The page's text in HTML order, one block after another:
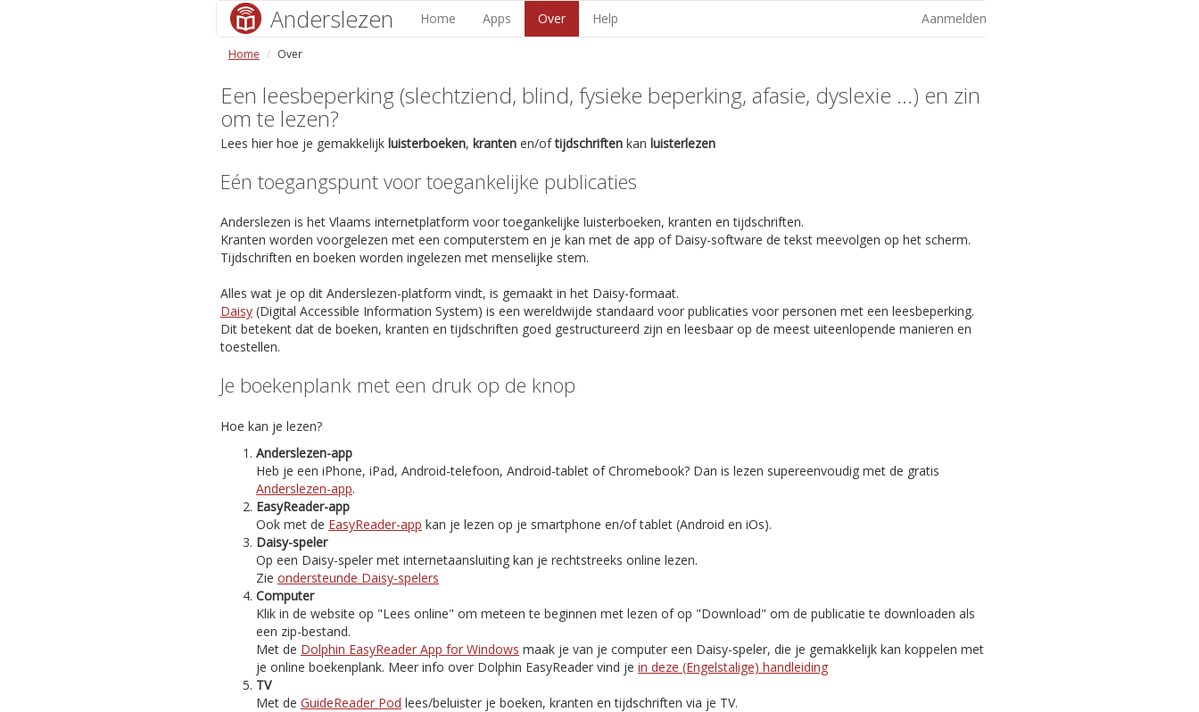
Anderslezen Home Apps Over Help Aanmelden
Home Over
Een leesbeperking (slechtziend, blind, fysieke beperking, afasie, dyslexie ...) en zin
om te lezen?
Lees hier hoe je gemakkelijk luisterboeken, kranten en/oftijdschriften kan luisterlezen
Eén toegangspunt voor toegankelijke publicaties
Anderslezen is het Vlaams internetplatform voor toegankelijke luisterboeken, kranten en tijdschriften.
Kranten worden voorgelezen met een computerstem en je kan met de app of Daisy-software de tekst meevolgen op het scherm.
Tijdschriften en boeken worden ingelezen met menselijke stem.
Alles wat je op dit Anderslezen-platform vindt, is gemaakt in het Daisy-formaat.
Daisy (Digital Accessible Information System) is een wereldwijde standaard voor publicaties voor personen met een leesbeperking.
Dit betekent dat de boeken, kranten en tijdschriften goed gestructureerd zijn en leesbaar op de meest uiteenlopende manieren en
toestellen.
Je boekenplank met een druk op de knop
Hoe kan je lezen?
Anderslezen-app
Heb je een iPhone, iPad, Android-telefoon, Android-tablet of Chromebook? Dan is lezen supereenvoudig met de gratis
Anderslezen-app.
EasyReader-app
Ook met de EasyReader-app kan je lezen op je smartphone en/of tablet (Android en iOs).
Daisy-speler
Op een Daisy-speler met internetaansluiting kan je rechtstreeks online lezen.
Zie ondersteunde Daisy-spelers
Computer
Klik in de website op "Lees online" om meteen te beginnen met lezen of op "Download" om de publicatie te downloaden als
een zip-bestand.
Met de Dolphin EasyReader App for Windows maak je van je computer een Daisy-speler, die je gemakkelijk kan koppelen met
je online boekenplank. Meer info over Dolphin EasyReader vind je in deze (Engelstalige) handleiding
TV
Met de GuideReader Pod lees/beluister je boeken, kranten en tijdschriften via je TV.